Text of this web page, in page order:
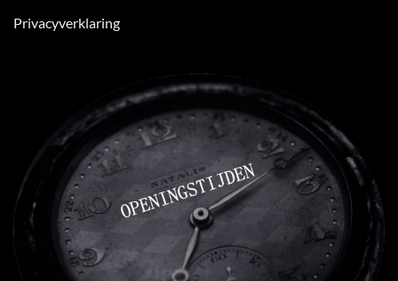
Privacyverklaring